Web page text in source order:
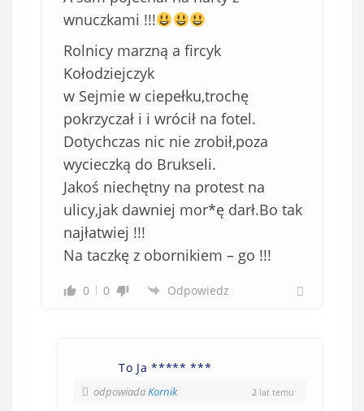
wnuczkami !!!
Rolnicy marzną a fircyk
Kołodziejczyk
w Sejmie w ciepełku,trochę
pokrzyczał i i wrócił na fotel.
Dotychczas nic nie zrobił,poza
wycieczką do Brukseli.
Jakoś niechętny na protest na
ulicy,jak dawniej mor*ę darł.Bo tak
najłatwiej !!!
Na taczkę z obornikiem – go !!!
0 0 Odpowiedz
To Ja ***** ***
odpowiadaKornik 2 lat temu